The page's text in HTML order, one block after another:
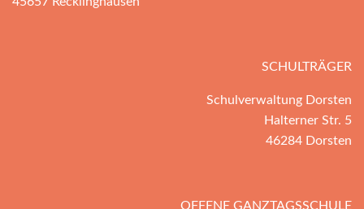
SCHULTRÄGER
Schulverwaltung Dorsten
Halterner Str. 5
46284 Dorsten
OFFENE GANZTAGSSCHULE